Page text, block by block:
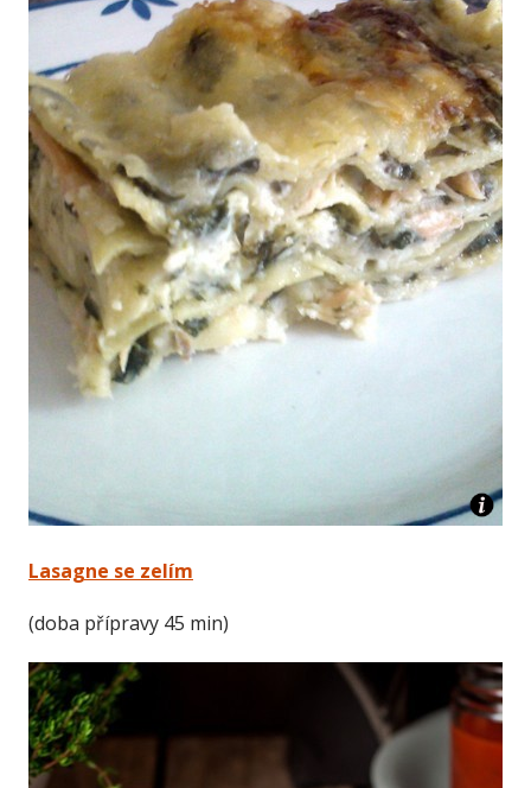
Lasagne se zelím
(doba přípravy 45 min)